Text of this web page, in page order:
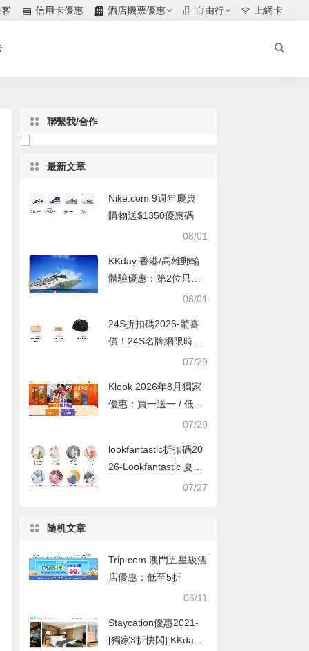
信用卡優惠 酒店機票優惠 自由行 上網卡
聯繫我/合作
最新文章
Nike.com 9週年慶典
購物送$1350優惠碼
08/01
KKday 香港/高雄郵輪
體驗優惠：第2位只需
08/01
24S折扣碼2026-驚喜
價！24S名牌網限時9
折！Louis Vuitton 精選
72折！
07/29
Klook 2026年8月獨家
優惠：買一送一 / 低至
07/29
lookfantastic折扣碼20
26-Lookfantastic 夏日
優惠低至65折優惠碼
07/27
随机文章
Trip.com 澳門五星級酒
店優惠：低至5折
06/11
Staycation優惠2021-
[獨家3折快閃] KKday X